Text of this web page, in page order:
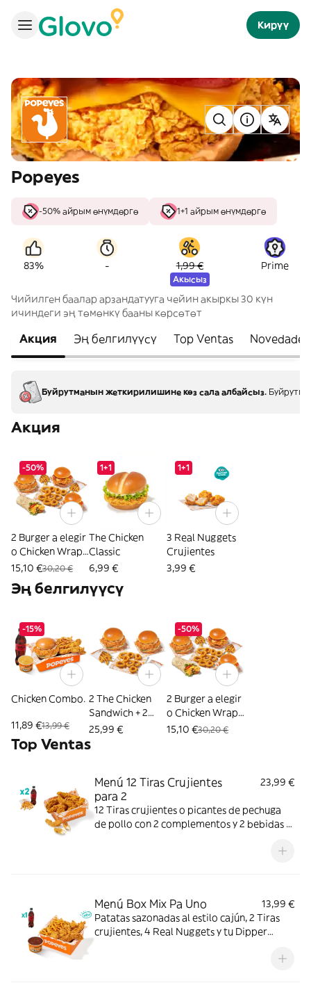
Кирүү
Popeyes
-50% айрым өнүмдөргө 1+1 айрым өнүмдөргө
83% - 1,99 €
Акысыз
Prime
Чийилген баалар арзандатууга чейин акыркы 30 күн
ичиндеги эң төмөнкү бааны көрсөтөт
Акция Эң белгилүүсү Top Ventas Novedades
Буйрутманын жеткирилишине көз сала албайсыз.
Акция
-50%
2 Burger a elegir
o Chicken Wrap
+ 2 Patatas + 10
15,10 €30,20 €
1+1
The Chicken
Classic
6,99 €
1+1
3 Real Nuggets
Crujientes
3,99 €
Эң белгилүүсү
-15%
Chicken Combo.
11,89 €13,99 €
2 The Chicken
Sandwich + 2
Patatas + 8 Aros
de cebolla
25,99 €
-50%
2 Burger a elegir
o Chicken Wrap
+ 2 Patatas + 10
15,10 €30,20 €
Top Ventas
Menú 12 Tiras Crujientes
para 2
23,99 €
12 Tiras crujientes o picantes de pechuga
de pollo con 2 complementos y 2 bebidas a
Menú Box Mix Pa Uno
13,99 €
Patatas sazonadas al estilo cajún, 2 Tiras
crujientes, 4 Real Nuggets y tu Dipper